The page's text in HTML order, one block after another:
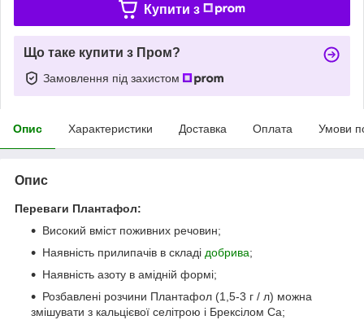
Купити з
Що таке купити з Пром?
Замовлення під захистом
Опис Характеристики Доставка Оплата Умови
Опис
Переваги Плантафол:
Високий вміст поживних речовин;
Наявність прилипачів в складі добрива;
Наявність азоту в амідній формі;
Розбавлені розчини Плантафол (1,5-3 г / л) можна
змішувати з кальцієвої селітрою і Брексілом Са;